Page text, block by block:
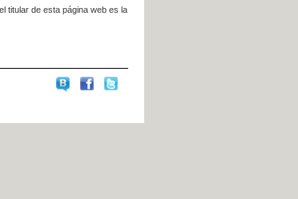
titular de esta página web es la